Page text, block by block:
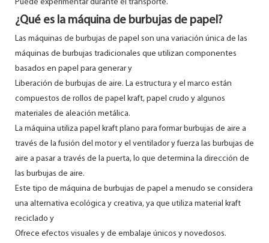
Puede experimentar durante el transporte.
¿Qué es la máquina de burbujas de papel?
Las máquinas de burbujas de papel son una variación única de las
máquinas de burbujas tradicionales que utilizan componentes
basados ​​en papel para generar y
Liberación de burbujas de aire. La estructura y el marco están
compuestos de rollos de papel kraft, papel crudo y algunos
materiales de aleación metálica.
La máquina utiliza papel kraft plano para formar burbujas de aire a
través de la fusión del motor y el ventilador y fuerza las burbujas de
aire a pasar a través de la puerta, lo que determina la dirección de
las burbujas de aire.
Este tipo de máquina de burbujas de papel a menudo se considera
una alternativa ecológica y creativa, ya que utiliza material kraft
reciclado y
Ofrece efectos visuales y de embalaje únicos y novedosos.